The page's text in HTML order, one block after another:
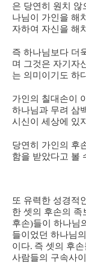
은 당연히 원치 않
나님이 가인을 해
자하여 자신을 해
즉 하나님보다 더
며 그것은 자기자
는 의미이기도 하
가인의 칠대손이
하나님과 무려 삼
시신이 세상에 있
당연히 가인의 후
함을 받았다고 볼
또 유력한 성경적
한 셋의 후손의 족
후손)들이 하나님
들이었던 하나님
이다. 즉 셋의 후
사람들의 구속사